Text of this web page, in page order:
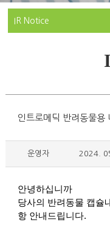
IR Notice
인트로메딕 반려동물용
운영자 2024.
안녕하십니까
당사의 반려동물 캡슐
항 안내드립니다.